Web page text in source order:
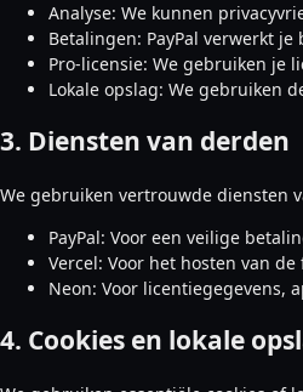
Analyse: We kunnen
Betalingen: PayPal verwerkt
Pro-licensie: We gebruiken je
Lokale opslag: We gebruiken
3. Diensten van derden
We gebruiken vertrouwde diensten
PayPal: Voor een veilige
Vercel: Voor het hosten van
Neon: Voor licentiegegevens,
4. Cookies en lokale